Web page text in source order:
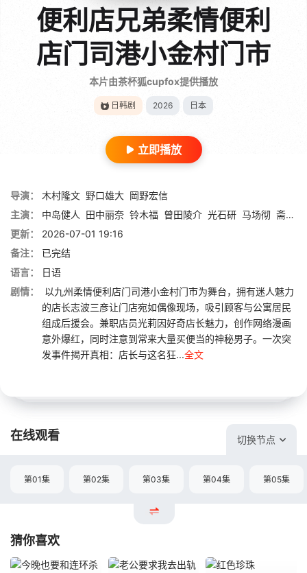
便利店兄弟柔情便利
店门司港小金村门市
本片由茶杯狐cupfox提供播放
日韩剧 2026 日本
立即播放
导演： 木村隆文 野口雄大 岡野宏信
主演：
中岛健人 田中丽奈 铃木福 曾田陵介 光石研 马场彻 斋藤润
更新：
2026-07-01 19:16
备注：
已完结
语言：
日语
剧情：
以九州柔情便利店门司港小金村门市为舞台，拥有迷人魅力
的店长志波三彦让门店宛如偶像现场，吸引顾客与公寓居民
组成后援会。兼职店员光莉因好奇店长魅力，创作网络漫画
意外爆红，同时注意到常来大量买便当的神秘男子。一次突
发事件揭开真相：店长与这名狂...全文
在线观看 切换节点
第01集 第02集 第03集 第04集 第05集
猜你喜欢